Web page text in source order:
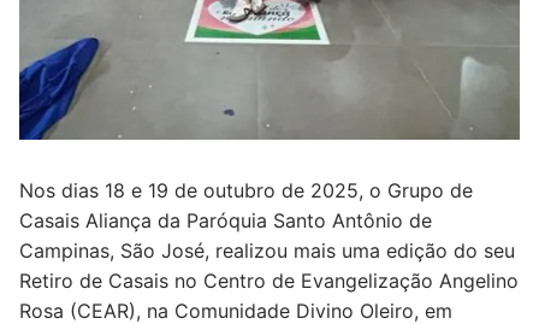
Nos dias 18 e 19 de outubro de 2025, o Grupo de
Casais Aliança da Paróquia Santo Antônio de
Campinas, São José, realizou mais uma edição do seu
Retiro de Casais no Centro de Evangelização Angelino
Rosa (CEAR), na Comunidade Divino Oleiro, em